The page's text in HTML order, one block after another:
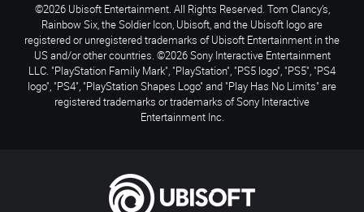
©2026 Ubisoft Entertainment. All Rights Reserved. Tom Clancy’s,
Rainbow Six, the Soldier Icon, Ubisoft, and the Ubisoft logo are
registered or unregistered trademarks of Ubisoft Entertainment in the
US and/or other countries. ©2026 Sony Interactive Entertainment
LLC. "PlayStation Family Mark", "PlayStation", "PS5 logo", "PS5", "PS4
logo", "PS4", "PlayStation Shapes Logo" and "Play Has No Limits" are
registered trademarks or trademarks of Sony Interactive
Entertainment Inc.